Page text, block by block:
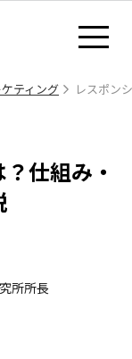
ティング レスポン
仕組み・
所所長